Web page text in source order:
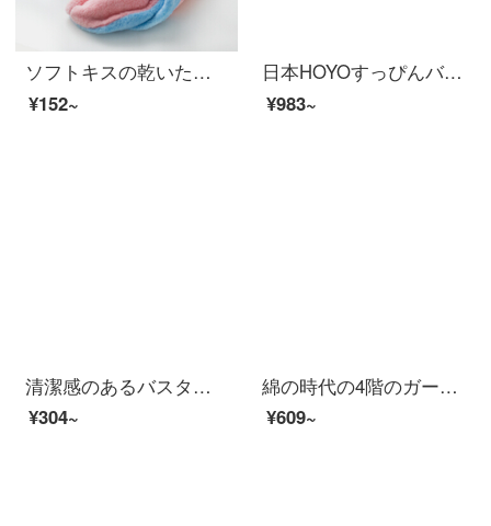
ソフトキスの乾いた髪タオルを拭いて、髪の毛を水で洗って、シャワーキャップを巻いて、髪を長くします。女性の乾燥帽は薄いです。28*65 cmです。
¥152~
日本HOYOすっぴんバスタオル家庭用大人男女純綿バスタオルAB面速乾吸水綿大タオルタオルタオルタオル巻き桜若
¥983~
清潔感のあるバスタオル純綿家庭用男女全綿に厚い抗菌力を加え、吸水速乾風呂大巾水晶粉（A類標準/長い綿毛/ドイツ司馬3 A級抗菌）
¥304~
綿の時代の4階のガーゼのバスタオルの綿の家庭用吸水速乾の入浴する乳児の標準の男女の綿のつぼみの黄色の90 cm×160 cm（ストレッチサイズ）
¥609~